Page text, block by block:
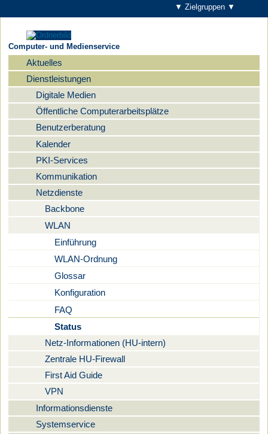
▼ Zielgruppen ▼
Computer- und Medienservice
Navigation
Aktuelles
Dienstleistungen
Digitale Medien
Öffentliche Computerarbeitsplätze
Benutzerberatung
Kalender
PKI-Services
Kommunikation
Netzdienste
Backbone
WLAN
Einführung
WLAN-Ordnung
Glossar
Konfiguration
FAQ
Status
Netz-Informationen (HU-intern)
Zentrale HU-Firewall
First Aid Guide
VPN
Informationsdienste
Systemservice